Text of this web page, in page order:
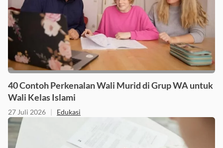
40 Contoh Perkenalan Wali Murid di Grup WA untuk
Wali Kelas Islami
27 Juli 2026 | Edukasi